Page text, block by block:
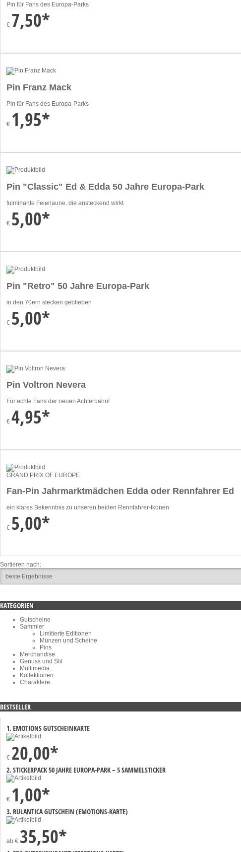
Pin für Fans des Europa-Parks
€ 7,50*
Pin Franz Mack
Pin für Fans des Europa-Parks
€ 1,95*
Pin "Classic" Ed & Edda 50 Jahre Europa-Park
fulminante Feierlaune, die ansteckend wirkt
€ 5,00*
Pin "Retro" 50 Jahre Europa-Park
in den 70ern stecken geblieben
€ 5,00*
Pin Voltron Nevera
Für echte Fans der neuen Achterbahn!
€ 4,95*
GRAND PRIX OF EUROPE
Fan-Pin Jahrmarktmädchen Edda oder Rennfahrer Ed
ein klares Bekenntnis zu unseren beiden Rennfahrer-Ikonen
€ 5,00*
Sortieren nach:
KATEGORIEN
Gutscheine
Sammler
Limitierte Editionen
Münzen und Scheine
Pins
Merchandise
Genuss und Stil
Multimedia
Kollektionen
Charaktere
BESTSELLER
1. EMOTIONS GUTSCHEINKARTE
€ 20,00*
2. STICKERPACK 50 JAHRE EUROPA-PARK – 5 SAMMELSTICKER
€ 1,00*
3. RULANTICA GUTSCHEIN (EMOTIONS-KARTE)
ab € 35,50*